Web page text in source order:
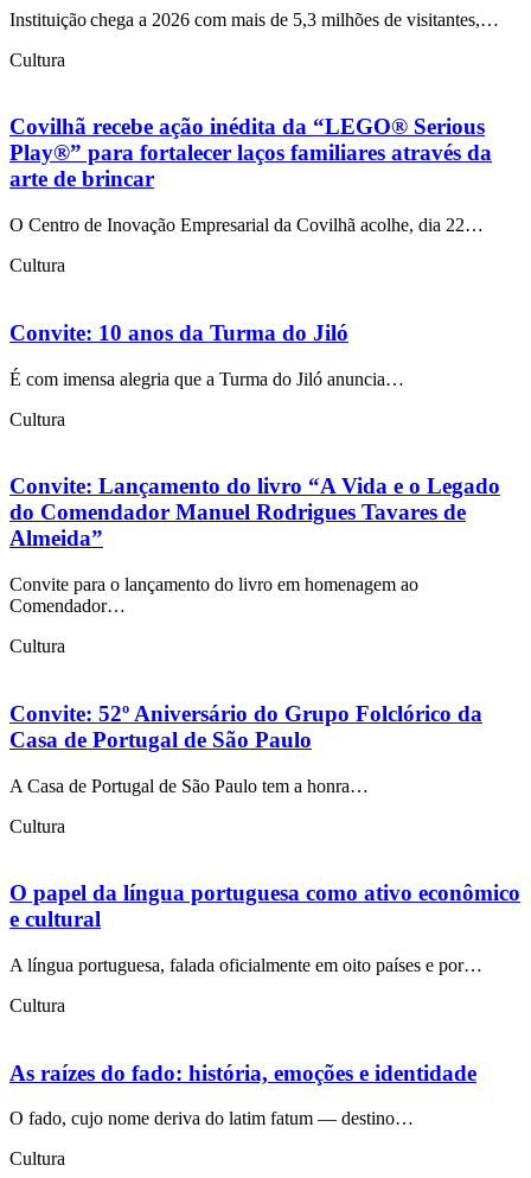
Instituição chega a 2026 com mais de 5,3 milhões de visitantes,…
Cultura
Covilhã recebe ação inédita da “LEGO® Serious
Play®” para fortalecer laços familiares através da
arte de brincar
O Centro de Inovação Empresarial da Covilhã acolhe, dia 22…
Cultura
Convite: 10 anos da Turma do Jiló
É com imensa alegria que a Turma do Jiló anuncia…
Cultura
Convite: Lançamento do livro “A Vida e o Legado
do Comendador Manuel Rodrigues Tavares de
Almeida”
Convite para o lançamento do livro em homenagem ao
Comendador…
Cultura
Convite: 52º Aniversário do Grupo Folclórico da
Casa de Portugal de São Paulo
A Casa de Portugal de São Paulo tem a honra…
Cultura
O papel da língua portuguesa como ativo econômico
e cultural
A língua portuguesa, falada oficialmente em oito países e por…
Cultura
As raízes do fado: história, emoções e identidade
O fado, cujo nome deriva do latim fatum — destino…
Cultura